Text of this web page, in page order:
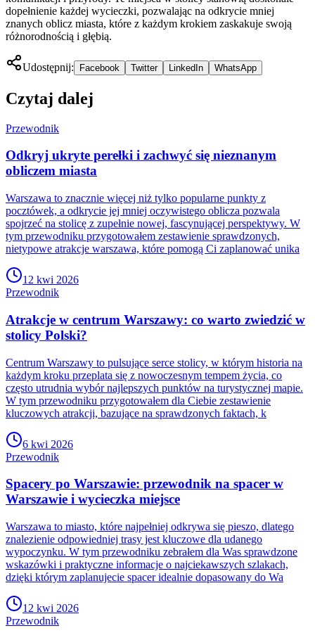
dopełnienie każdej wycieczki, pozwalając na odkrycie mniej
znanych oblicz miasta, które z każdym krokiem zaskakuje swoją
różnorodnością i głębią.
Udostępnij: Facebook Twitter LinkedIn WhatsApp
Czytaj dalej
Przewodnik
Odkryj ukryte perełki i zachwyć się nieznanym
obliczem miasta
Warszawa to znacznie więcej niż tylko popularne punkty z
pocztówek, a odkrycie jej mniej oczywistego oblicza pozwala
spojrzeć na stolicę z zupełnie nowej, fascynującej perspektywy. W
tym przewodniku przygotowałem zestawienie sprawdzonych,
nietypowe atrakcje warszawa, które pomogą Ci zaplanować unika
12 kwi 2026
Przewodnik
Atrakcje w centrum Warszawy: co warto zwiedzić w
stolicy Polski?
Centrum Warszawy to pulsujące serce stolicy, w którym historia na
każdym kroku przeplata się z nowoczesnym tempem życia, co
często utrudnia wybór najlepszych punktów na turystycznej mapie.
W tym przewodniku przygotowałem dla Ciebie zestawienie
kluczowych atrakcji, bazujące na sprawdzonych faktach, k
6 kwi 2026
Przewodnik
Spacery po Warszawie: przewodnik na spacer w
Warszawie i wycieczka miejsce
Warszawa to miasto, które najpełniej odkrywa się pieszo, dlatego
znalezienie odpowiedniej trasy jest kluczowe dla udanego
wypoczynku. W tym przewodniku zebrałem dla Was sprawdzone
wskazówki i praktyczne informacje o najciekawszych szlakach,
dzięki którym zaplanujecie spacer idealnie dopasowany do Wa
12 kwi 2026
Przewodnik